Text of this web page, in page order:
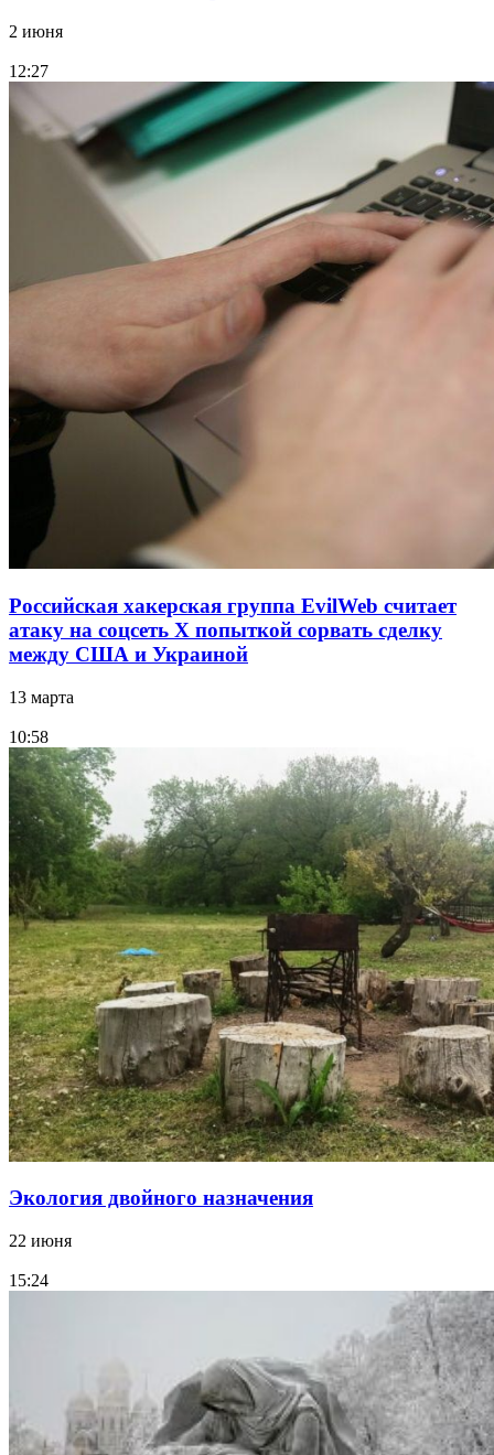
2 июня
12:27
Российская хакерская группа EvilWeb считает
атаку на соцсеть Х попыткой сорвать сделку
между США и Украиной
13 марта
10:58
Экология двойного назначения
22 июня
15:24